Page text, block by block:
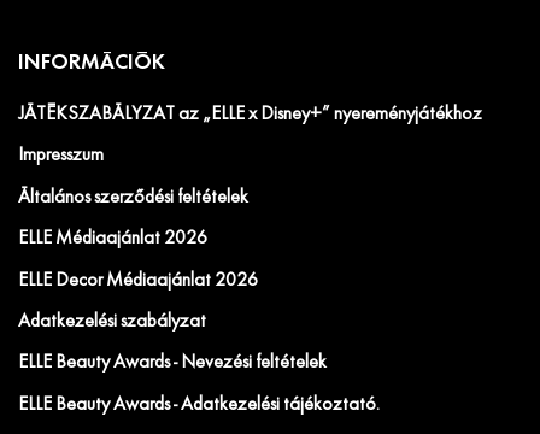
INFORMÁCIÓK
JÁTÉKSZABÁLYZAT az „ELLE x Disney+” nyereményjátékhoz
Impresszum
Általános szerződési feltételek
ELLE Médiaajánlat 2026
ELLE Decor Médiaajánlat 2026
Adatkezelési szabályzat
ELLE Beauty Awards - Nevezési feltételek
ELLE Beauty Awards - Adatkezelési tájékoztató.